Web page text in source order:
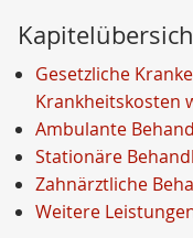
Gesetzliche
Krankheitskosten
Ambulante
Stationäre
Zahnärztliche
Weitere